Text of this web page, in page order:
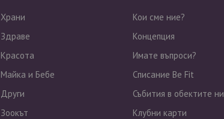
Храни
Здраве
Красота
Майка и Бебе
Други
Зоокът
Кои сме ние?
Концепция
Имате въпроси?
Списание Be Fit
Събития в обектите ни
Клубни карти